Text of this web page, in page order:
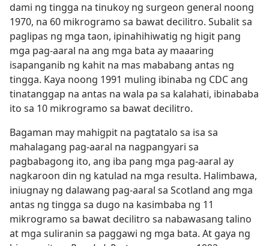
dami ng tingga na tinukoy ng surgeon general noong
1970, na 60 mikrogramo sa bawat decilitro. Subalit sa
paglipas ng mga taon, ipinahihiwatig ng higit pang
mga pag-aaral na ang mga bata ay maaaring
isapanganib ng kahit na mas mababang antas ng
tingga. Kaya noong 1991 muling ibinaba ng CDC ang
tinatanggap na antas na wala pa sa kalahati, ibinababa
ito sa 10 mikrogramo sa bawat decilitro.
Bagaman may mahigpit na pagtatalo sa isa sa
mahalagang pag-aaral na nagpangyari sa
pagbabagong ito, ang iba pang mga pag-aaral ay
nagkaroon din ng katulad na mga resulta. Halimbawa,
iniugnay ng dalawang pag-aaral sa Scotland ang mga
antas ng tingga sa dugo na kasimbaba ng 11
mikrogramo sa bawat decilitro sa nabawasang talino
at mga suliranin sa paggawi ng mga bata. At gaya ng